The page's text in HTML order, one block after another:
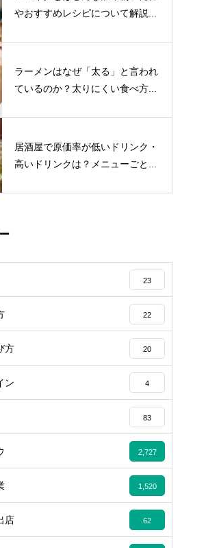
やおすすめレシピについて解説...
ラーメンはなぜ「太る」と言われ
ているのか？太りにくい食べ方...
居酒屋で原価率が低いドリンク・
高いドリンクは？メニューごと...
23
22
方 20
ン 4
83
2,727
1,520
店 62